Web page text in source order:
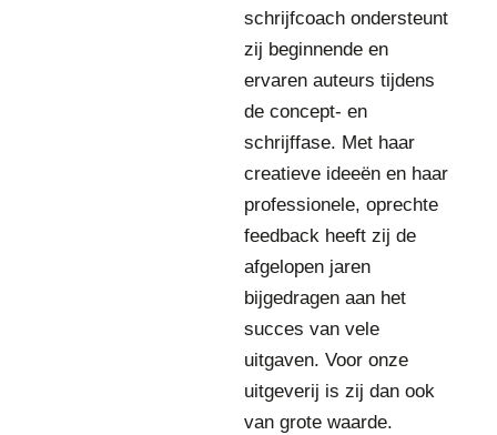
t
e
u
r
a
n
V
a
n
D
u
u
e
n
M
schrijfcoach ondersteunt
zij beginnende en
ervaren auteurs tijdens
de concept- en
schrijffase. Met haar
creatieve ideeën en haar
professionele, oprechte
feedback heeft zij de
afgelopen jaren
bijgedragen aan het
succes van vele
uitgaven. Voor onze
uitgeverij is zij dan ook
van grote waarde.